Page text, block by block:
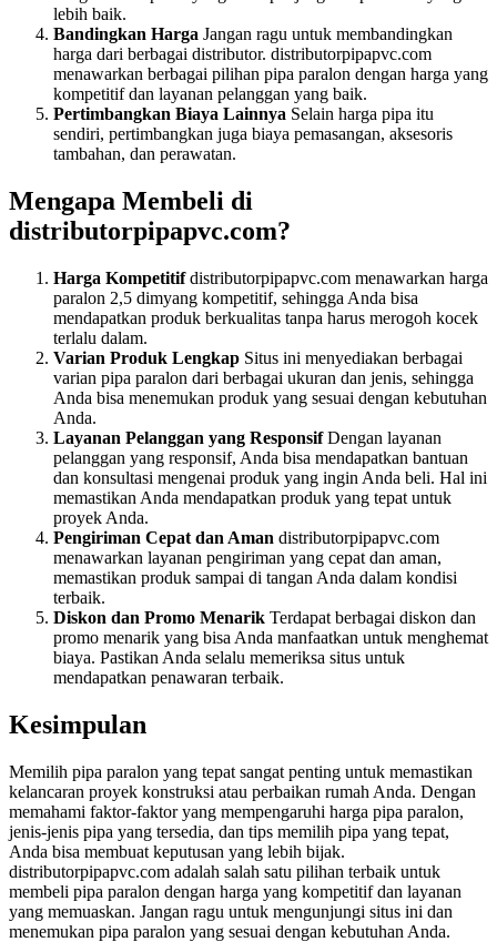
lebih baik.
Bandingkan Harga Jangan ragu untuk membandingkan
harga dari berbagai distributor. distributorpipapvc.com
menawarkan berbagai pilihan pipa paralon dengan harga yang
kompetitif dan layanan pelanggan yang baik.
Pertimbangkan Biaya Lainnya Selain harga pipa itu
sendiri, pertimbangkan juga biaya pemasangan, aksesoris
tambahan, dan perawatan.
Mengapa Membeli di
distributorpipapvc.com?
Harga Kompetitifdistributorpipapvc.com menawarkan harga
paralon 2,5 dimyang kompetitif, sehingga Anda bisa
mendapatkan produk berkualitas tanpa harus merogoh kocek
terlalu dalam.
Varian Produk Lengkap Situs ini menyediakan berbagai
varian pipa paralon dari berbagai ukuran dan jenis, sehingga
Anda bisa menemukan produk yang sesuai dengan kebutuhan
Anda.
Layanan Pelanggan yang ResponsifDengan layanan
pelanggan yang responsif, Anda bisa mendapatkan bantuan
dan konsultasi mengenai produk yang ingin Anda beli. Hal ini
memastikan Anda mendapatkan produk yang tepat untuk
proyek Anda.
Pengiriman Cepat dan Aman distributorpipapvc.com
menawarkan layanan pengiriman yang cepat dan aman,
memastikan produk sampai di tangan Anda dalam kondisi
terbaik.
Diskon dan Promo Menarik Terdapat berbagai diskon dan
promo menarik yang bisa Anda manfaatkan untuk menghemat
biaya. Pastikan Anda selalu memeriksa situs untuk
mendapatkan penawaran terbaik.
Kesimpulan
Memilih pipa paralon yang tepat sangat penting untuk memastikan
kelancaran proyek konstruksi atau perbaikan rumah Anda. Dengan
memahami faktor-faktor yang mempengaruhi harga pipa paralon,
jenis-jenis pipa yang tersedia, dan tips memilih pipa yang tepat,
Anda bisa membuat keputusan yang lebih bijak.
distributorpipapvc.com adalah salah satu pilihan terbaik untuk
membeli pipa paralon dengan harga yang kompetitif dan layanan
yang memuaskan. Jangan ragu untuk mengunjungi situs ini dan
menemukan pipa paralon yang sesuai dengan kebutuhan Anda.